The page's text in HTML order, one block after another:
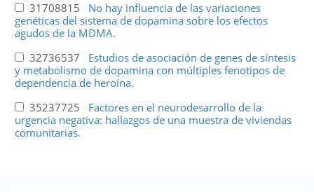
31708815 No hay influencia de las variaciones
genéticas del sistema de dopamina sobre los efectos
agudos de la MDMA.
32736537 Estudios de asociación de genes de síntesis
y metabolismo de dopamina con múltiples fenotipos de
dependencia de heroína.
35237725 Factores en el neurodesarrollo de la
urgencia negativa: hallazgos de una muestra de viviendas
comunitarias.